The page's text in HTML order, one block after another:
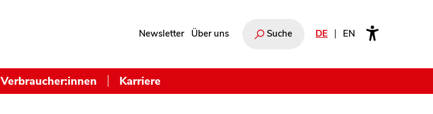
Newsletter Über uns Suche DE EN
Verbraucher:innen Karriere